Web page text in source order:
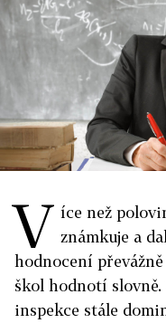
V íce než
známkuje a
hodnocení převážně
škol hodnotí
inspekce stále